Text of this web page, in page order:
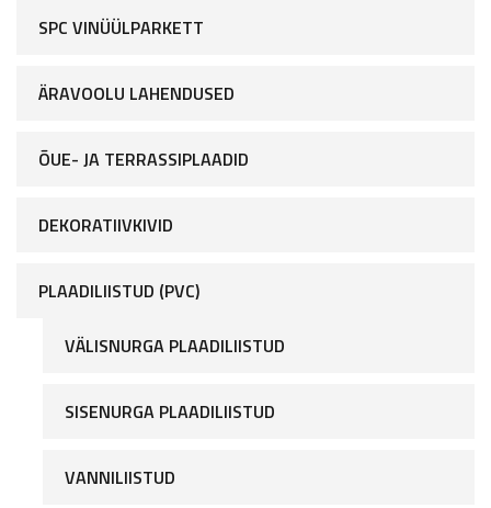
SPC VINÜÜLPARKETT
ÄRAVOOLU LAHENDUSED
ÕUE- JA TERRASSIPLAADID
DEKORATIIVKIVID
PLAADILIISTUD (PVC)
VÄLISNURGA PLAADILIISTUD
SISENURGA PLAADILIISTUD
VANNILIISTUD